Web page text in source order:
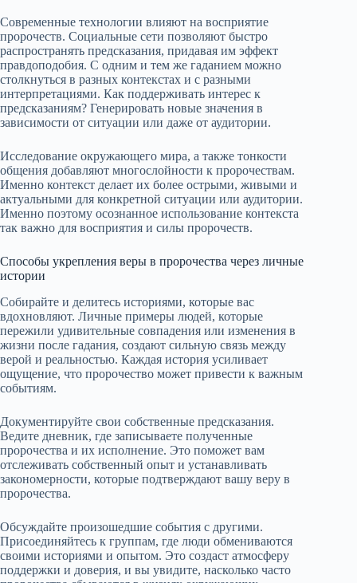
Современные технологии влияют на восприятие
пророчеств. Социальные сети позволяют быстро
распространять предсказания, придавая им эффект
правдоподобия. С одним и тем же гаданием можно
столкнуться в разных контекстах и с разными
интерпретациями. Как поддерживать интерес к
предсказаниям? Генерировать новые значения в
зависимости от ситуации или даже от аудитории.
Исследование окружающего мира, а также тонкости
общения добавляют многослойности к пророчествам.
Именно контекст делает их более острыми, живыми и
актуальными для конкретной ситуации или аудитории.
Именно поэтому осознанное использование контекста
так важно для восприятия и силы пророчеств.
Способы укрепления веры в пророчества через личные
истории
Собирайте и делитесь историями, которые вас
вдохновляют. Личные примеры людей, которые
пережили удивительные совпадения или изменения в
жизни после гадания, создают сильную связь между
верой и реальностью. Каждая история усиливает
ощущение, что пророчество может привести к важным
событиям.
Документируйте свои собственные предсказания.
Ведите дневник, где записываете полученные
пророчества и их исполнение. Это поможет вам
отслеживать собственный опыт и устанавливать
закономерности, которые подтверждают вашу веру в
пророчества.
Обсуждайте произошедшие события с другими.
Присоединяйтесь к группам, где люди обмениваются
своими историями и опытом. Это создаст атмосферу
поддержки и доверия, и вы увидите, насколько часто